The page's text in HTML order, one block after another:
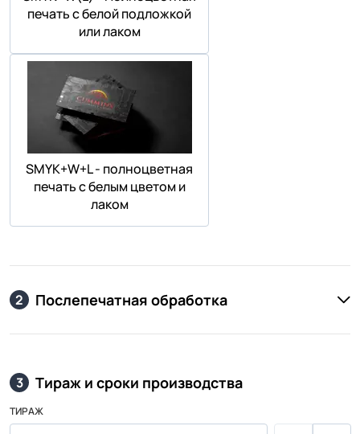
печать с белой подложкой
или лаком
SMYK+W+L - полноцветная
печать с белым цветом и
лаком
2 Послепечатная обработка
3 Тираж и сроки производства
ТИРАЖ